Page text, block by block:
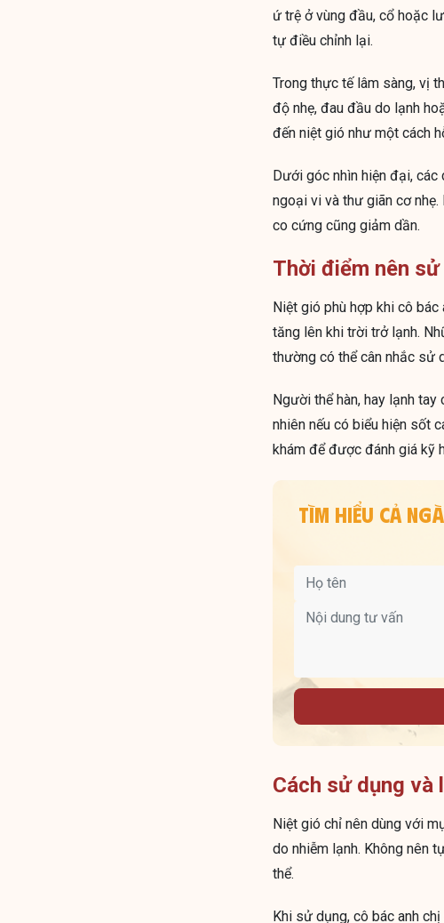
ứ trệ ở vùng đầu, cổ hoặc
tự điều chỉnh lại.
Trong thực tế lâm sàng, vị
độ nhẹ, đau đầu do lạnh
đến niệt gió như một cách
Dưới góc nhìn hiện đại,
ngoại vi và thư giãn cơ
co cứng cũng giảm dần.
Thời điểm nên
Niệt gió phù hợp khi cô
tăng lên khi trời trở lạnh.
thường có thể cân nhắc sử
Người thể hàn, hay lạnh
nhiên nếu có biểu hiện sốt
khám để được đánh giá kỹ
TÌM HIỂU CẢ
Cách sử dụng và
Niệt gió chỉ nên dùng với
do nhiễm lạnh. Không nên
thể.
Khi sử dụng, cô bác anh